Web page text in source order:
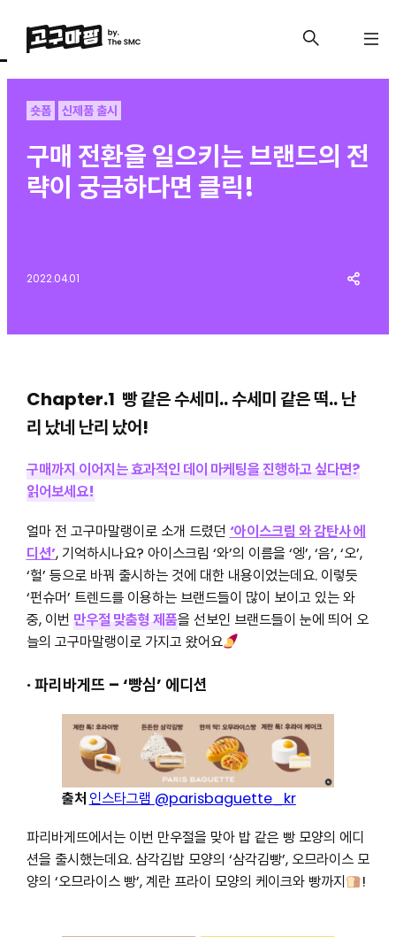
숏폼 신제품 출시
구매 전환을 일으키는 브랜드의 전
략이 궁금하다면 클릭!
2022.04.01
Chapter.1 빵 같은 수세미.. 수세미 같은 떡.. 난
리 났네 난리 났어!
구매까지 이어지는 효과적인 데이 마케팅을 진행하고 싶다면?
읽어보세요!
얼마 전 고구마말랭이로 소개 드렸던 ‘아이스크림 와 감탄사 에
디션’, 기억하시나요? 아이스크림 ‘와’의 이름을 ‘엥’, ‘음’, ‘오’,
‘헐’ 등으로 바꿔 출시하는 것에 대한 내용이었는데요. 이렇듯
‘펀슈머’ 트렌드를 이용하는 브랜드들이 많이 보이고 있는 와
중, 이번 만우절 맞춤형 제품을 선보인 브랜드들이 눈에 띄어 오
늘의 고구마말랭이로 가지고 왔어요
· 파리바게뜨 – ‘빵심’ 에디션
출처 인스타그램 @parisbaguette_kr
파리바게뜨에서는 이번 만우절을 맞아 밥 같은 빵 모양의 에디
션을 출시했는데요. 삼각김밥 모양의 ‘삼각김빵’, 오므라이스 모
양의 ‘오므라이스 빵’, 계란 프라이 모양의 케이크와 빵까지
!